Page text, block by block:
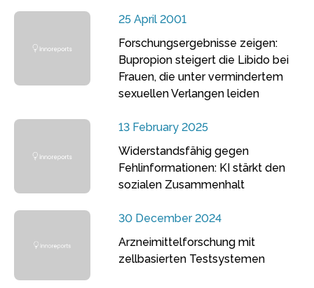
25 April 2001
Forschungsergebnisse zeigen:
Bupropion steigert die Libido bei
Frauen, die unter vermindertem
sexuellen Verlangen leiden
13 February 2025
Widerstandsfähig gegen
Fehlinformationen: KI stärkt den
sozialen Zusammenhalt
30 December 2024
Arzneimittelforschung mit
zellbasierten Testsystemen